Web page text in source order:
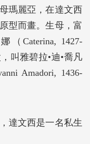
瑪麗亞，在達文西
型而畫。生母，富
Caterina, 1427-
叫雅碧拉•迪•喬凡
Amadori, 1436-
達文西是一名私生